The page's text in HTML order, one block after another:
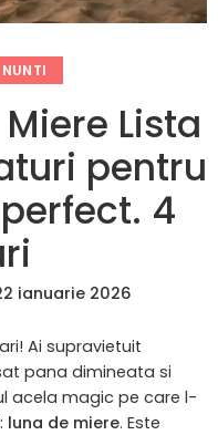
Lista
pentru
4
ianuarie 2026
Ai supravietuit
pana dimineata si
acela magic pe care l-
luna de miere. Este